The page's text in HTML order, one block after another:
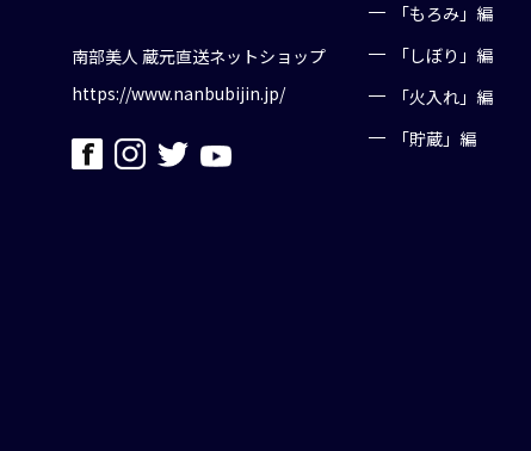
南部美人 蔵元直送ネットショップ
https://www.nanbubijin.jp/
「もろみ」編
「しぼり」編
「火入れ」編
「貯蔵」編